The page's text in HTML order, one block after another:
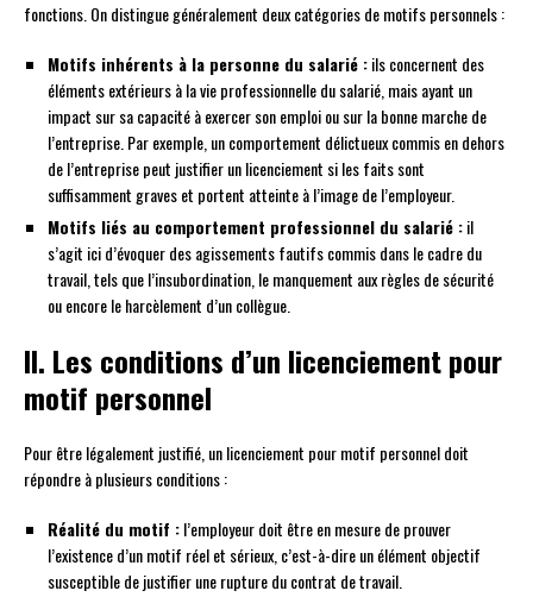
fonctions. On distingue généralement deux catégories de motifs personnels :
Motifs inhérents à la personne du salarié :ils concernent des
éléments extérieurs à la vie professionnelle du salarié, mais ayant un
impact sur sa capacité à exercer son emploi ou sur la bonne marche de
l’entreprise. Par exemple, un comportement délictueux commis en dehors
de l’entreprise peut justifier un licenciement si les faits sont
suffisamment graves et portent atteinte à l’image de l’employeur.
Motifs liés au comportement professionnel du salarié :il
s’agit ici d’évoquer des agissements fautifs commis dans le cadre du
travail, tels que l’insubordination, le manquement aux règles de sécurité
ou encore le harcèlement d’un collègue.
II. Les conditions d’un licenciement pour
motif personnel
Pour être légalement justifié, un licenciement pour motif personnel doit
répondre à plusieurs conditions :
Réalité du motif :l’employeur doit être en mesure de prouver
l’existence d’un motif réel et sérieux, c’est-à-dire un élément objectif
susceptible de justifier une rupture du contrat de travail.